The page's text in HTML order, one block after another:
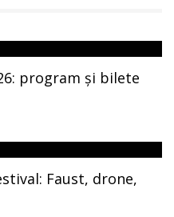
program și bilete
Faust, drone,